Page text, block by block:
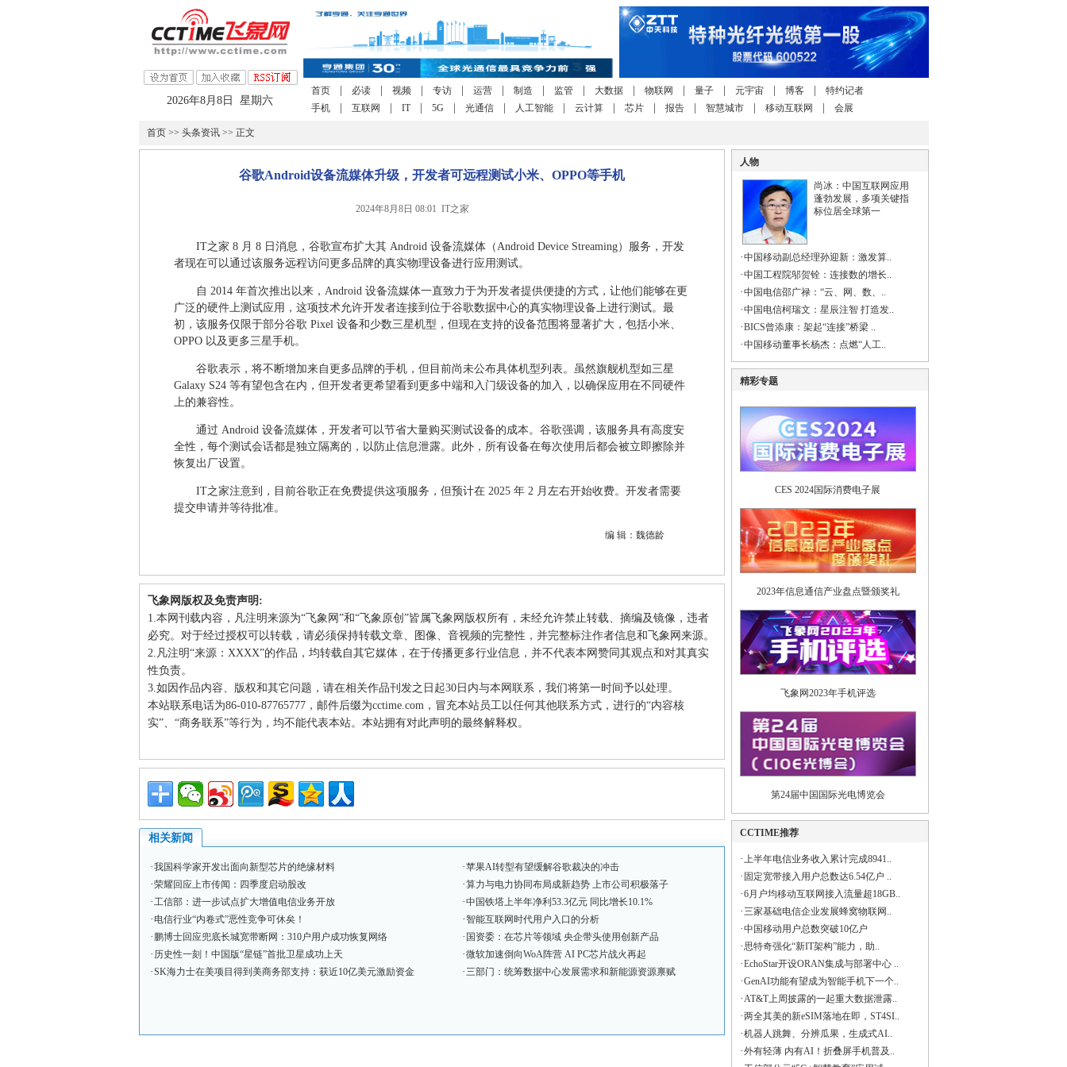
2026年8月8日 星期六
首页 必读 视频 专访 运营 制造 监管 大数据 物联网 量子 元宇宙 博客
特约记者
手机
互联网 IT 5G 光通信 人工智能 云计算 芯片 报告 智慧城市 移动互联网 会展
首页>> 头条资讯>> 正文
谷歌Android设备流媒体升级，开发者可远程测试小米、OPPO等手机
2024年8月8日 08:01 IT之家
IT之家 8 月 8 日消息，谷歌宣布扩大其 Android 设备流媒体（Android Device Streaming）服务，开发
者现在可以通过该服务远程访问更多品牌的真实物理设备进行应用测试。
自 2014 年首次推出以来，Android 设备流媒体一直致力于为开发者提供便捷的方式，让他们能够在更
广泛的硬件上测试应用，这项技术允许开发者连接到位于谷歌数据中心的真实物理设备上进行测试。最
初，该服务仅限于部分谷歌 Pixel 设备和少数三星机型，但现在支持的设备范围将显著扩大，包括小米、
OPPO 以及更多三星手机。
谷歌表示，将不断增加来自更多品牌的手机，但目前尚未公布具体机型列表。虽然旗舰机型如三星
Galaxy S24 等有望包含在内，但开发者更希望看到更多中端和入门级设备的加入，以确保应用在不同硬件
上的兼容性。
通过 Android 设备流媒体，开发者可以节省大量购买测试设备的成本。谷歌强调，该服务具有高度安
全性，每个测试会话都是独立隔离的，以防止信息泄露。此外，所有设备在每次使用后都会被立即擦除并
恢复出厂设置。
IT之家注意到，目前谷歌正在免费提供这项服务，但预计在 2025 年 2 月左右开始收费。开发者需要
提交申请并等待批准。
编 辑：魏德龄
飞象网版权及免责声明:
1.本网刊载内容，凡注明来源为“飞象网”和“飞象原创”皆属飞象网版权所有，未经允许禁止转载、摘编及镜像，违者
必究。对于经过授权可以转载，请必须保持转载文章、图像、音视频的完整性，并完整标注作者信息和飞象网来源。
2.凡注明“来源：XXXX”的作品，均转载自其它媒体，在于传播更多行业信息，并不代表本网赞同其观点和对其真实
性负责。
3.如因作品内容、版权和其它问题，请在相关作品刊发之日起30日内与本网联系，我们将第一时间予以处理。
本站联系电话为86-010-87765777，邮件后缀为cctime.com，冒充本站员工以任何其他联系方式，进行的“内容核
实”、“商务联系”等行为，均不能代表本站。本站拥有对此声明的最终解释权。
相关新闻
·我国科学家开发出面向新型芯片的绝缘材料 ·苹果AI转型有望缓解谷歌裁决的冲击
·荣耀回应上市传闻：四季度启动股改 ·算力与电力协同布局成新趋势 上市公司积极落子
·工信部：进一步试点扩大增值电信业务开放 ·中国铁塔上半年净利53.3亿元 同比增长10.1%
· 电信行业“内卷式”恶性竞争可休矣！ ·智能互联网时代用户入口的分析
· 鹏博士回应兜底长城宽带断网：310户用户成功恢复网络 · 国资委：在芯片等领域 央企带头使用创新产品
· 历史性一刻！中国版“星链”首批卫星成功上天 ·微软加速倒向WoA阵营 AI PC芯片战火再起
·SK海力士在美项目得到美商务部支持：获近10亿美元激励资金 ·三部门：统筹数据中心发展需求和新能源资源禀赋
人物
尚冰：中国互联网应用
蓬勃发展，多项关键指
标位居全球第一
·中国移动副总经理孙迎新：激发算..
·中国工程院邬贺铨：连接数的增长..
·中国电信邵广禄：“云、网、数、..
·中国电信柯瑞文：星辰注智 打造发..
·BICS曾添康：架起“连接”桥梁 ..
·中国移动董事长杨杰：点燃“人工..
精彩专题
CES 2024国际消费电子展
2023年信息通信产业盘点暨颁奖礼
飞象网2023年手机评选
第24届中国国际光电博览会
CCTIME推荐
·上半年电信业务收入累计完成8941..
· 固定宽带接入用户总数达6.54亿户 ..
·6月户均移动互联网接入流量超18GB..
·三家基础电信企业发展蜂窝物联网..
·中国移动用户总数突破10亿户
·思特奇强化“新IT架构”能力，助..
·EchoStar开设ORAN集成与部署中心 ..
·GenAI功能有望成为智能手机下一个..
·AT&T上周披露的一起重大数据泄露..
·两全其美的新eSIM落地在即，ST4SI..
·机器人跳舞、分辨瓜果，生成式AI..
·外有轻薄 内有AI！折叠屏手机普及..